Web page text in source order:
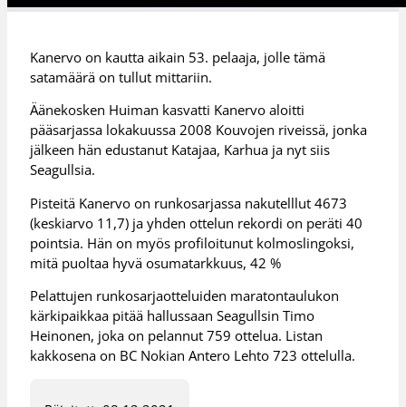
Kanervo on kautta aikain 53. pelaaja, jolle tämä
satamäärä on tullut mittariin.
Äänekosken Huiman kasvatti Kanervo aloitti
pääsarjassa lokakuussa 2008 Kouvojen riveissä, jonka
jälkeen hän edustanut Katajaa, Karhua ja nyt siis
Seagullsia.
Pisteitä Kanervo on runkosarjassa nakutelllut 4673
(keskiarvo 11,7) ja yhden ottelun rekordi on peräti 40
pointsia. Hän on myös profiloitunut kolmoslingoksi,
mitä puoltaa hyvä osumatarkkuus, 42 %
Pelattujen runkosarjaotteluiden maratontaulukon
kärkipaikkaa pitää hallussaan Seagullsin Timo
Heinonen, joka on pelannut 759 ottelua. Listan
kakkosena on BC Nokian Antero Lehto 723 ottelulla.